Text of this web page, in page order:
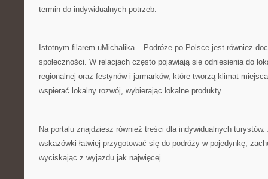
termin do indywidualnych potrzeb.
Istotnym filarem uMichalika – Podróże po Polsce jest również
społeczności. W relacjach często pojawiają się odniesienia do
regionalnej oraz festynów i jarmarków, które tworzą klimat
wspierać lokalny rozwój, wybierając lokalne produkty.
Na portalu znajdziesz również treści dla indywidualnych
wskazówki łatwiej przygotować się do podróży w pojedynkę,
wyciskając z wyjazdu jak najwięcej.